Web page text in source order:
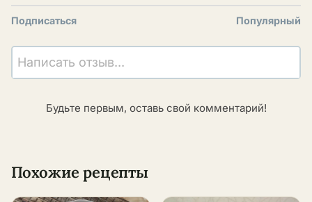
Подписаться Популярный
Написать отзыв...
Будьте первым, оставь свой комментарий!
Похожие рецепты